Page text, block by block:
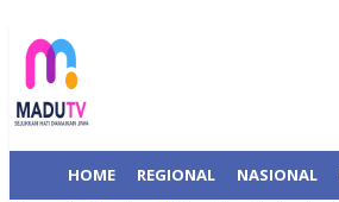
HOME REGIONAL NASIONAL